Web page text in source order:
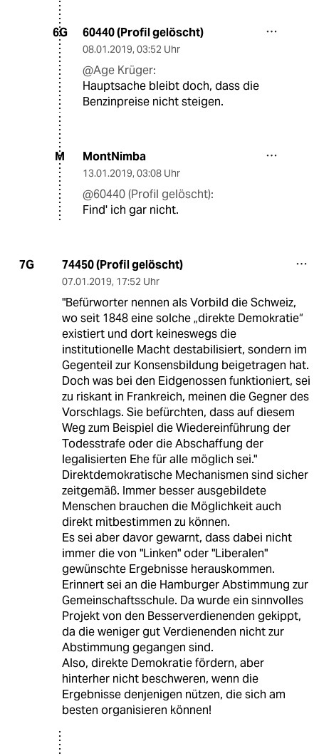
6G 60440 (Profil gelöscht)
08.01.2019, 03:52 Uhr
@Age Krüger:
Hauptsache bleibt doch, dass die
Benzinpreise nicht steigen.
M MontNimba
13.01.2019, 03:08 Uhr
@60440 (Profil gelöscht):
Find' ich gar nicht.
7G 74450 (Profil gelöscht)
07.01.2019, 17:52 Uhr
"Befürworter nennen als Vorbild die Schweiz,
wo seit 1848 eine solche „direkte Demokratie“
existiert und dort keineswegs die
institutionelle Macht destabilisiert, sondern im
Gegenteil zur Konsensbildung beigetragen hat.
Doch was bei den Eidgenossen funktioniert, sei
zu riskant in Frankreich, meinen die Gegner des
Vorschlags. Sie befürchten, dass auf diesem
Weg zum Beispiel die Wiedereinführung der
Todesstrafe oder die Abschaffung der
legalisierten Ehe für alle möglich sei."
Direktdemokratische Mechanismen sind sicher
zeitgemäß. Immer besser ausgebildete
Menschen brauchen die Möglichkeit auch
direkt mitbestimmen zu können.
Es sei aber davor gewarnt, dass dabei nicht
immer die von "Linken" oder "Liberalen"
gewünschte Ergebnisse herauskommen.
Erinnert sei an die Hamburger Abstimmung zur
Gemeinschaftsschule. Da wurde ein sinnvolles
Projekt von den Besserverdienenden gekippt,
da die weniger gut Verdienenden nicht zur
Abstimmung gegangen sind.
Also, direkte Demokratie fördern, aber
hinterher nicht beschweren, wenn die
Ergebnisse denjenigen nützen, die sich am
besten organisieren können!